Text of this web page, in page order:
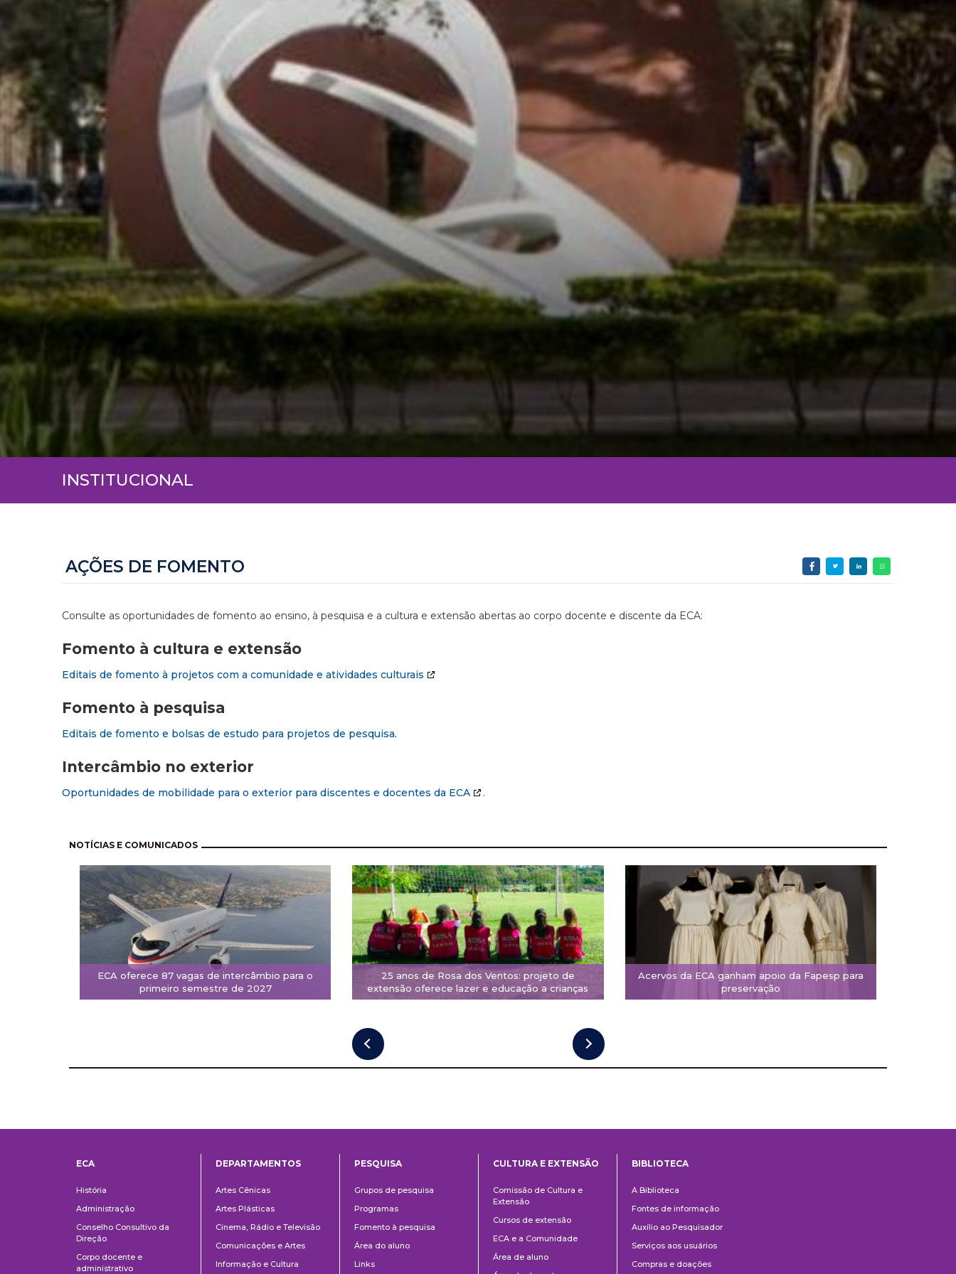
INSTITUCIONAL
AÇÕES DE FOMENTO
Consulte as oportunidades de fomento ao ensino, à pesquisa e a cultura e extensão abertas ao corpo docente e discente da ECA:
Fomento à cultura e extensão
Editais de fomento à projetos com a comunidade e atividades culturais
Fomento à pesquisa
Editais de fomento e bolsas de estudo para projetos de pesquisa.
Intercâmbio no exterior
Oportunidades de mobilidade para o exterior para discentes e docentes da ECA .
NOTÍCIAS E COMUNICADOS
ECA oferece 87 vagas de intercâmbio para o
primeiro semestre de 2027
25 anos de Rosa dos Ventos: projeto de
extensão oferece lazer e educação a crianças
Acervos da ECA ganham apoio da Fapesp para
preservação
Pagination
ECA
História
Administração
Conselho Consultivo da
Direção
Corpo docente e
administrativo
DEPARTAMENTOS
Artes Cênicas
Artes Plásticas
Cinema, Rádio e Televisão
Comunicações e Artes
Informação e Cultura
PESQUISA
Grupos de pesquisa
Programas
Fomento à pesquisa
Área do aluno
Links
e
Extensão
CULTURA E EXTENSÃO
Comissão de Cultura e
Extensão
Cursos de extensão
ECA e a Comunidade
Área de aluno
BIBLIOTECA
A Biblioteca
Fontes de informação
Auxílio ao Pesquisador
Serviços aos usuários
Compras e doações